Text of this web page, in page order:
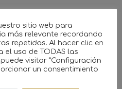
sitio web para
más relevante recordando
repetidas. Al hacer clic en
el uso de TODAS las
visitar "Configuración
un consentimiento